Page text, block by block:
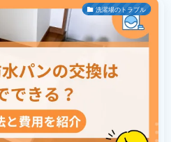
洗濯場のトラブル